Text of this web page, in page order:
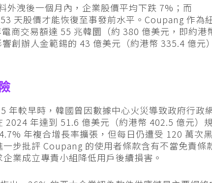
外洩後一個月內，企業股價平均下跌 7%；而
天股價才能恢復至事發前水平。Coupang 作為
商交易額達 55 兆韓圜（約 380 億美元，即約港
創辦人金範錫的 43 億美元（約港幣 335.4 億元
年較早時，韓國曾因數據中心火災導致政府行政
2024 年達到 51.6 億美元（約港幣 402.5 億元）規
年複合增長率擴張，但每日仍遭受 120 萬次
步批評 Coupang 的使用者條款含有不當免責條
業成立專責小組降低用戶後續損害。